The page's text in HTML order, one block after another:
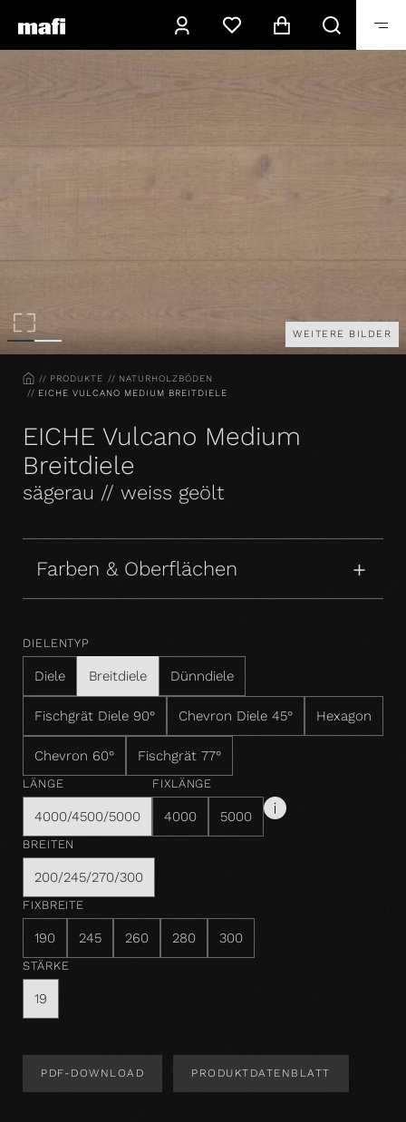
WEITERE BILDER
HOMEPRODUKTE
NATURHOLZBÖDEN
EICHE VULCANO MEDIUM BREITDIELE
EICHE Vulcano Medium
Breitdiele
sägerau // weiss geölt
Farben & Oberflächen
DIELENTYP
Diele Breitdiele Dünndiele
Fischgrät Diele 90° Chevron Diele 45° Hexagon
Chevron 60° Fischgrät 77°
LÄNGE
4000/4500/5000
FIXLÄNGE
4000 5000
BREITEN
200/245/270/300
FIXBREITE
190 245 260 280 300
STÄRKE
19
PDF-DOWNLOAD PRODUKTDATENBLATT